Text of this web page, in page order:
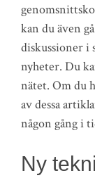
kan du även
diskussioner i
nyheter. Du
nätet. Om du
av dessa
någon gång i
Ny